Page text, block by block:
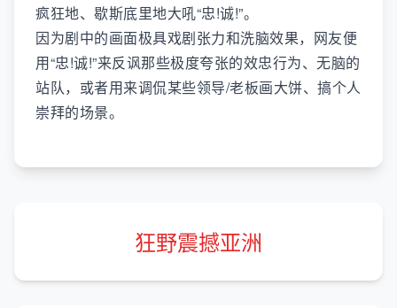
疯狂地、歇斯底里地大吼“忠!诚!”。
因为剧中的画面极具戏剧张力和洗脑效果，网友便
用“忠!诚!”来反讽那些极度夸张的效忠行为、无脑的
站队，或者用来调侃某些领导/老板画大饼、搞个人
崇拜的场景。
狂野震撼亚洲